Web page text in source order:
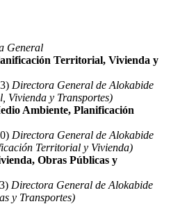
General
Territorial, Vivienda y
Directora General de Alokabide
Vivienda y Transportes)
Ambiente, Planificación
Directora General de Alokabide
Territorial y Vivienda)
Obras Públicas y
Directora General de Alokabide
y Transportes)